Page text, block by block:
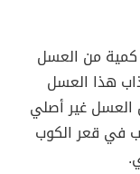
من العسل
هذا العسل
غير أصلي
في قعر الكوب